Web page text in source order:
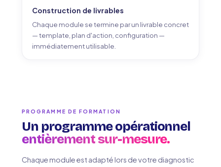
Construction de livrables
Chaque module se termine par un livrable concret
— template, plan d'action, configuration —
immédiatement utilisable.
PROGRAMME DE FORMATION
Un programme opérationnel
entièrement sur-mesure.
Chaque module est adapté lors de votre diagnostic